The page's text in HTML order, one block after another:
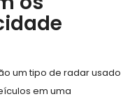
um tipo de radar usado
em uma